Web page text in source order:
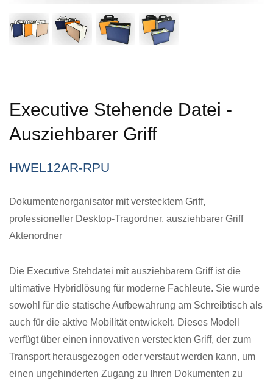
Executive Stehende Datei -
Ausziehbarer Griff
HWEL12AR-RPU
Dokumentenorganisator mit verstecktem Griff,
professioneller Desktop-Tragordner, ausziehbarer Griff
Aktenordner
Die Executive Stehdatei mit ausziehbarem Griff ist die
ultimative Hybridlösung für moderne Fachleute. Sie wurde
sowohl für die statische Aufbewahrung am Schreibtisch als
auch für die aktive Mobilität entwickelt. Dieses Modell
verfügt über einen innovativen versteckten Griff, der zum
Transport herausgezogen oder verstaut werden kann, um
einen ungehinderten Zugang zu Ihren Dokumenten zu